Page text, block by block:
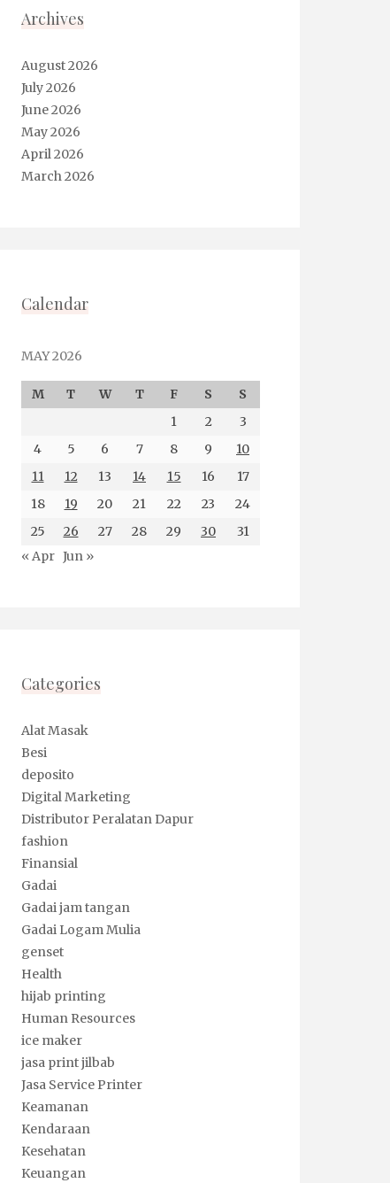
Archives
August 2026
July 2026
June 2026
May 2026
April 2026
March 2026
Calendar
MAY 2026
M T W T F S
S
1
2
3
4
5 6 7 8 9
10
11
12 13 14 15 16
17
18
19 20 21 22 23
24
25
26 27 28 29 30
31
« Apr Jun »
Categories
Alat Masak
Besi
deposito
Digital Marketing
Distributor Peralatan Dapur
fashion
Finansial
Gadai
Gadai jam tangan
Gadai Logam Mulia
genset
Health
hijab printing
Human Resources
ice maker
jasa print jilbab
Jasa Service Printer
Keamanan
Kendaraan
Kesehatan
Keuangan